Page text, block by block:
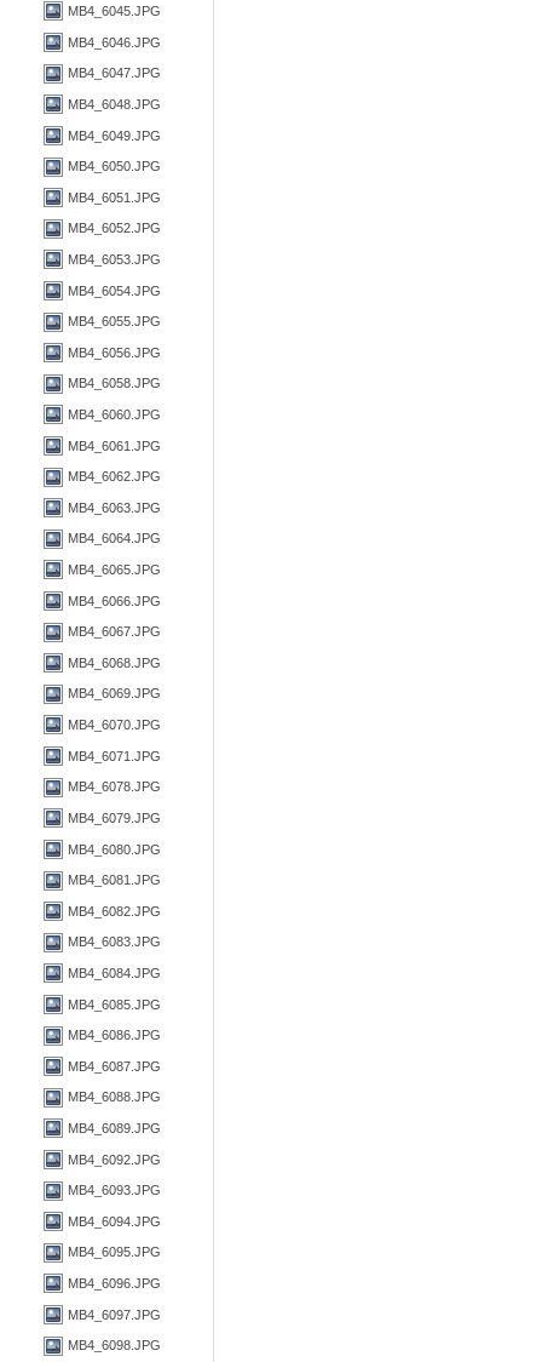
MB4_6045.JPG
MB4_6046.JPG
MB4_6047.JPG
MB4_6048.JPG
MB4_6049.JPG
MB4_6050.JPG
MB4_6051.JPG
MB4_6052.JPG
MB4_6053.JPG
MB4_6054.JPG
MB4_6055.JPG
MB4_6056.JPG
MB4_6058.JPG
MB4_6060.JPG
MB4_6061.JPG
MB4_6062.JPG
MB4_6063.JPG
MB4_6064.JPG
MB4_6065.JPG
MB4_6066.JPG
MB4_6067.JPG
MB4_6068.JPG
MB4_6069.JPG
MB4_6070.JPG
MB4_6071.JPG
MB4_6078.JPG
MB4_6079.JPG
MB4_6080.JPG
MB4_6081.JPG
MB4_6082.JPG
MB4_6083.JPG
MB4_6084.JPG
MB4_6085.JPG
MB4_6086.JPG
MB4_6087.JPG
MB4_6088.JPG
MB4_6089.JPG
MB4_6092.JPG
MB4_6093.JPG
MB4_6094.JPG
MB4_6095.JPG
MB4_6096.JPG
MB4_6097.JPG
MB4_6098.JPG